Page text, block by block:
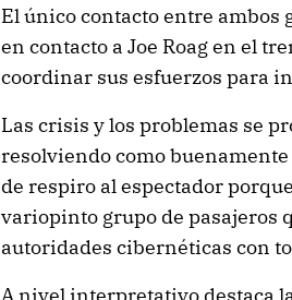
El único contacto entre ambos
en contacto a Joe Roag en el
coordinar sus esfuerzos para
Las crisis y los problemas se
resolviendo como
de respiro al espectador
variopinto grupo de pasajeros
autoridades cibernéticas con